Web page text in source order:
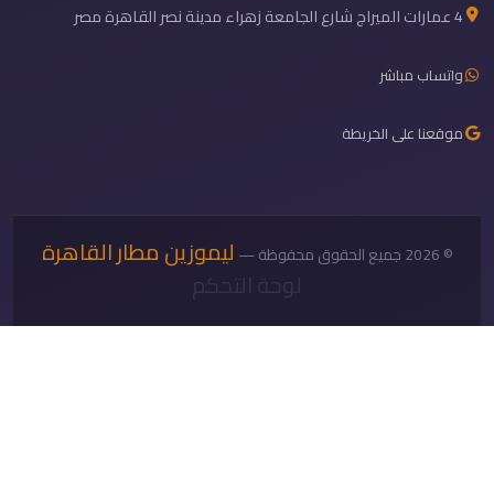
4 عمارات الميراج شارع الجامعة زهراء مدينة نصر القاهرة مصر
واتساب مباشر
موقعنا على الخريطة
ليموزين مطار القاهرة